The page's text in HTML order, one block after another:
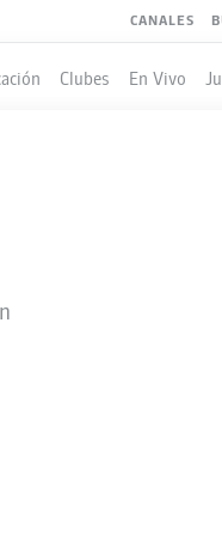
CANALES
Clubes En Vivo
BERLIN